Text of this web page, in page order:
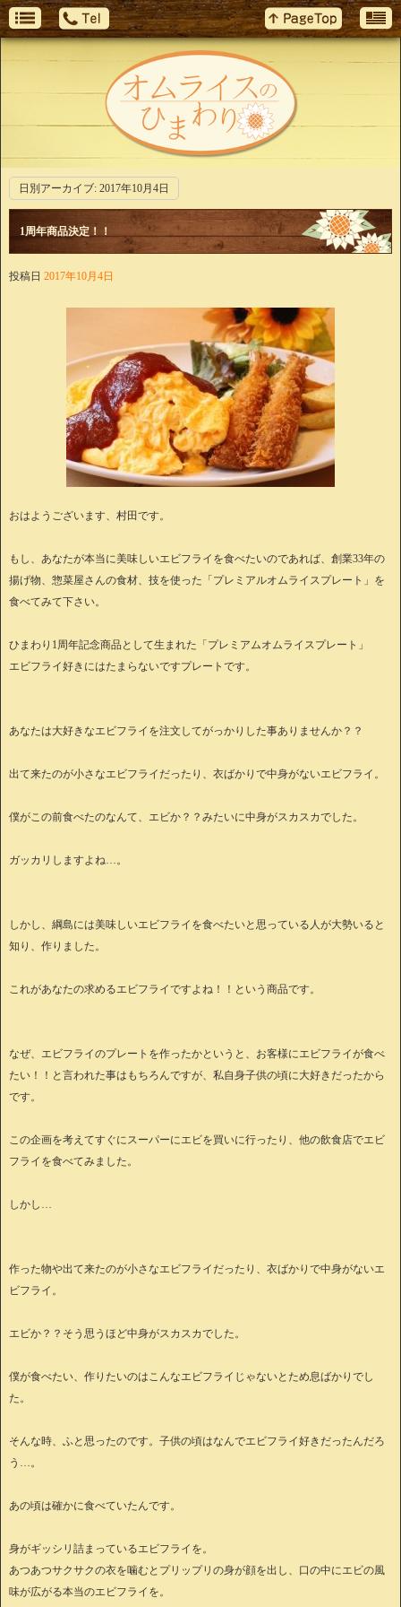
日別アーカイブ: 2017年10月4日
1周年商品決定！！
投稿日 2017年10月4日
おはようございます、村田です。
もし、あなたが本当に美味しいエビフライを食べたいのであれば、創業33年の
揚げ物、惣菜屋さんの食材、技を使った「プレミアルオムライスプレート」を
食べてみて下さい。
ひまわり1周年記念商品として生まれた「プレミアムオムライスプレート」
エビフライ好きにはたまらないですプレートです。
あなたは大好きなエビフライを注文してがっかりした事ありませんか？？
出て来たのが小さなエビフライだったり、衣ばかりで中身がないエビフライ。
僕がこの前食べたのなんて、エビか？？みたいに中身がスカスカでした。
ガッカリしますよね…。
しかし、綱島には美味しいエビフライを食べたいと思っている人が大勢いると
知り、作りました。
これがあなたの求めるエビフライですよね！！という商品です。
なぜ、エビフライのプレートを作ったかというと、お客様にエビフライが食べ
たい！！と言われた事はもちろんですが、私自身子供の頃に大好きだったから
です。
この企画を考えてすぐにスーパーにエビを買いに行ったり、他の飲食店でエビ
フライを食べてみました。
しかし…
作った物や出て来たのが小さなエビフライだったり、衣ばかりで中身がないエ
ビフライ。
エビか？？そう思うほど中身がスカスカでした。
僕が食べたい、作りたいのはこんなエビフライじゃないとため息ばかりでし
た。
そんな時、ふと思ったのです。子供の頃はなんでエビフライ好きだったんだろ
う…。
あの頃は確かに食べていたんです。
身がギッシリ詰まっているエビフライを。
あつあつサクサクの衣を噛むとプリップリの身が顔を出し、口の中にエビの風
味が広がる本当のエビフライを。